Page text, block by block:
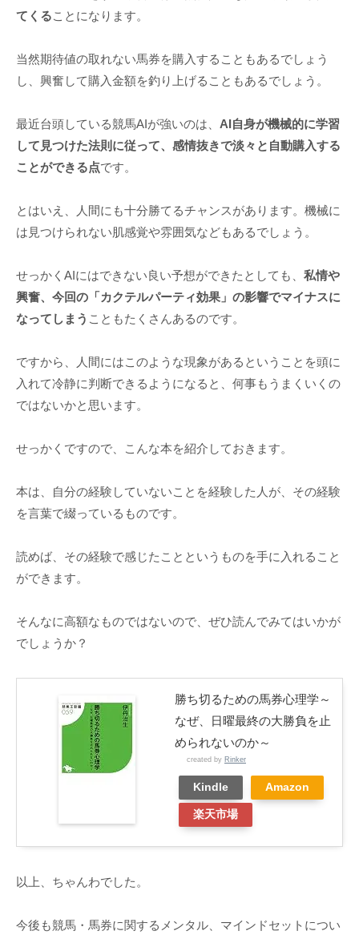
てくることになります。
当然期待値の取れない馬券を購入することもあるでしょう
し、興奮して購入金額を釣り上げることもあるでしょう。
最近台頭している競馬AIが強いのは、 AI自身が機械的に学習
して見つけた法則に従って、感情抜きで淡々と自動購入する
ことができる点です。
とはいえ、人間にも十分勝てるチャンスがあります。機械に
は見つけられない肌感覚や雰囲気などもあるでしょう。
せっかくAIにはできない良い予想ができたとしても、 私情や
興奮、今回の「カクテルパーティ効果」の影響でマイナスに
なってしまう こともたくさんあるのです。
ですから、人間にはこのような現象があるということを頭に
入れて冷静に判断できるようになると、何事もうまくいくの
ではないかと思います。
せっかくですので、こんな本を紹介しておきます。
本は、自分の経験していないことを経験した人が、その経験
を言葉で綴っているものです。
読めば、その経験で感じたことというものを手に入れること
ができます。
そんなに高額なものではないので、ぜひ読んでみてはいかが
でしょうか？
勝ち切るための馬券心理学～
なぜ、日曜最終の大勝負を止
められないのか～
created by Rinker
Kindle Amazon
楽天市場
以上、ちゃんわでした。
今後も競馬・馬券に関するメンタル、マインドセットについ